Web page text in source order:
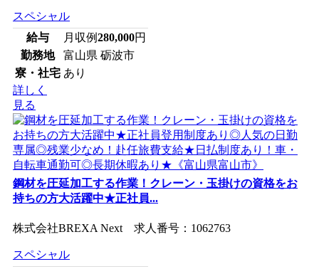
スペシャル
給与
月収例280,000円
勤務地
富山県 砺波市
寮・社宅 あり
詳しく
見る
鋼材を圧延加工する作業！クレーン・玉掛けの資格をお
持ちの方大活躍中★正社員...
株式会社BREXA Next 求人番号：1062763
スペシャル